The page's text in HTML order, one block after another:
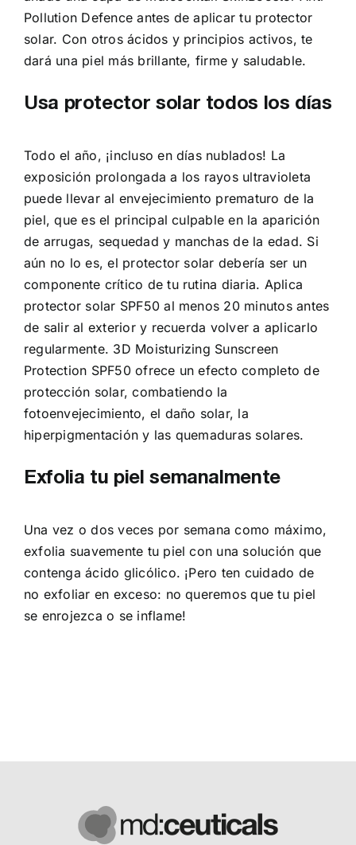
Pollution Defence antes de aplicar tu protector
solar. Con otros ácidos y principios activos, te
dará una piel más brillante, firme y saludable.
Usa protector solar todos los días
Todo el año, ¡incluso en días nublados! La
exposición prolongada a los rayos ultravioleta
puede llevar al envejecimiento prematuro de la
piel, que es el principal culpable en la aparición
de arrugas, sequedad y manchas de la edad. Si
aún no lo es, el protector solar debería ser un
componente crítico de tu rutina diaria. Aplica
protector solar SPF50 al menos 20 minutos antes
de salir al exterior y recuerda volver a aplicarlo
regularmente. 3D Moisturizing Sunscreen
Protection SPF50 ofrece un efecto completo de
protección solar, combatiendo la
fotoenvejecimiento, el daño solar, la
hiperpigmentación y las quemaduras solares.
Exfolia tu piel semanalmente
Una vez o dos veces por semana como máximo,
exfolia suavemente tu piel con una solución que
contenga ácido glicólico. ¡Pero ten cuidado de
no exfoliar en exceso: no queremos que tu piel
se enrojezca o se inflame!